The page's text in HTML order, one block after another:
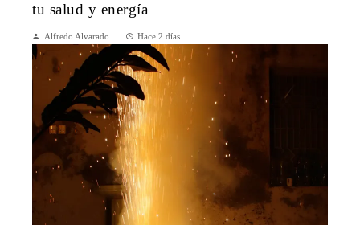
tu salud y energía
Alfredo Alvarado Hace 2 días